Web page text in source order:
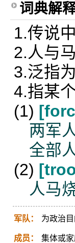
词典解
1.传说
2.人与
3.泛指
4.指某
(1)
两军
全部
(2)
人马
军队： 为政治
成员： 集体或家